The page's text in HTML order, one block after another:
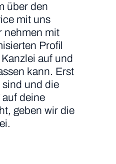
über den
mit uns
nehmen mit
Profil
auf und
kann. Erst
und die
deine
geben wir die